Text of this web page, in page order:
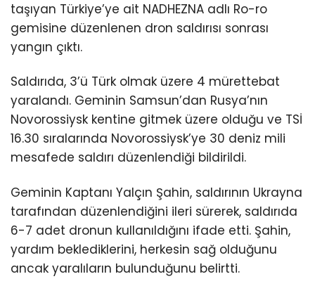
taşıyan Türkiye’ye ait NADHEZNA adlı Ro-ro
gemisine düzenlenen dron saldırısı sonrası
yangın çıktı.
Saldırıda, 3’ü Türk olmak üzere 4 mürettebat
yaralandı. Geminin Samsun’dan Rusya’nın
Novorossiysk kentine gitmek üzere olduğu ve TSİ
16.30 sıralarında Novorossiysk’ye 30 deniz mili
mesafede saldırı düzenlendiği bildirildi.
Geminin Kaptanı Yalçın Şahin, saldırının Ukrayna
tarafından düzenlendiğini ileri sürerek, saldırıda
6-7 adet dronun kullanıldığını ifade etti. Şahin,
yardım beklediklerini, herkesin sağ olduğunu
ancak yaralıların bulunduğunu belirtti.